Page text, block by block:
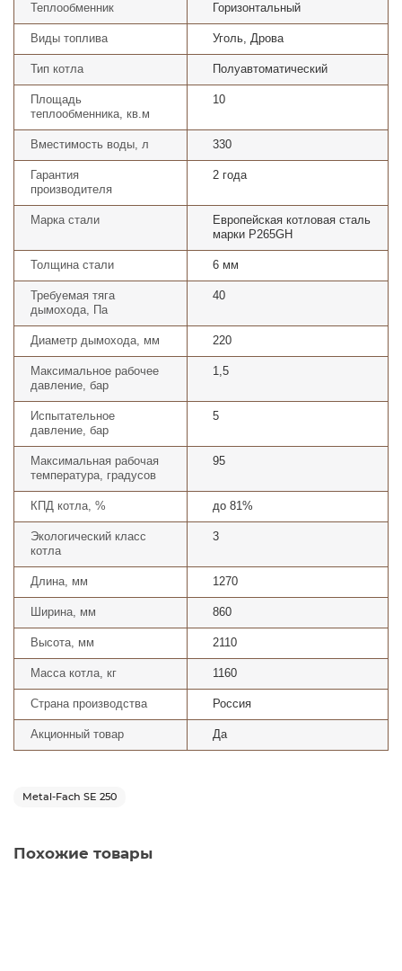
Теплообменник Горизонтальный
Виды топлива Уголь, Дрова
Тип котла Полуавтоматический
Площадь
теплообменника, кв.м
10
Вместимость воды, л 330
Гарантия
производителя
2 года
Марка стали
Европейская котловая сталь
марки P265GH
Толщина стали 6 мм
Требуемая тяга
дымохода, Па
40
Диаметр дымохода, мм 220
Максимальное рабочее
давление, бар
1,5
Испытательное
давление, бар
5
Максимальная рабочая
температура, градусов
95
КПД котла, % до 81%
Экологический класс
котла
3
Длина, мм 1270
Ширина, мм 860
Высота, мм 2110
Масса котла, кг 1160
Страна производства Россия
Акционный товар Да
Metal-Fach SE 250
Похожие товары